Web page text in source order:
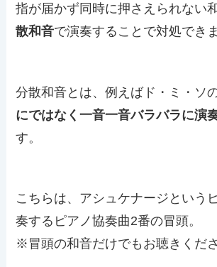
指が届かず同時に押さえられない
散和音で演奏することで対処できま
分散和音とは、例えばド・ミ・ソ
にではなく一音一音バラバラに演
す。
こちらは、アシュケナージという
奏するピアノ協奏曲2番の冒頭。
※冒頭の和音だけでもお聴きくだ